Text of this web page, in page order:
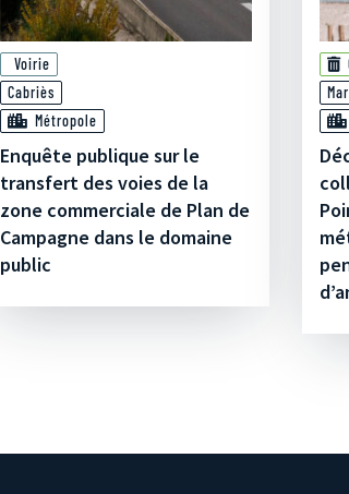
Voirie
Cabriès
Métropole
Enquête publique sur le
transfert des voies de la
zone commerciale de Plan de
Campagne dans le domaine
public